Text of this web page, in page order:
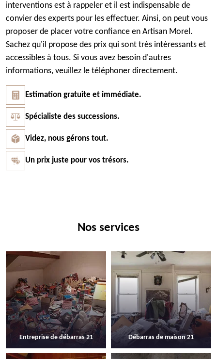
interventions est à rappeler et il est indispensable de
convier des experts pour les effectuer. Ainsi, on peut vous
proposer de placer votre confiance en Artisan Morel.
Sachez qu'il propose des prix qui sont très intéressants et
accessibles à tous. Si vous avez besoin d'autres
informations, veuillez le téléphoner directement.
Estimation gratuite et immédiate.
Spécialiste des successions.
Videz, nous gérons tout.
Un prix juste pour vos trésors.
Nos services
Entreprise de débarras 21 Débarras de maison 21